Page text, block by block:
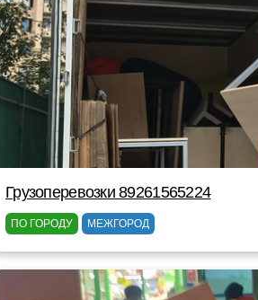
Грузоперевозки 89261565224
ПО ГОРОДУ МЕЖГОРОД